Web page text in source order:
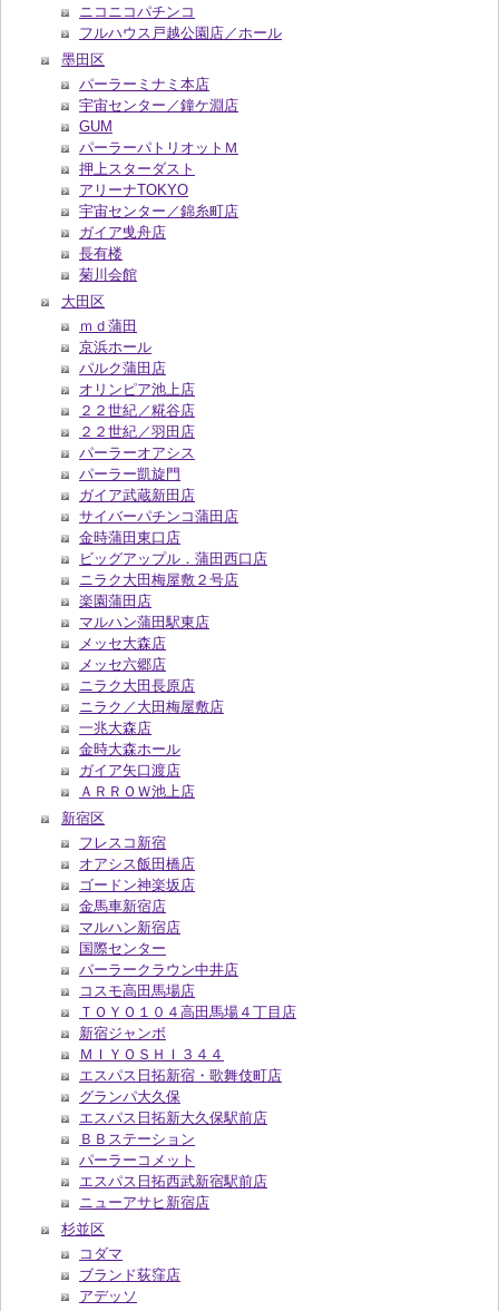
ニコニコパチンコ
フルハウス戸越公園店／ホール
墨田区
パーラーミナミ本店
宇宙センター／鐘ケ淵店
GUM
パーラーパトリオットＭ
押上スターダスト
アリーナTOKYO
宇宙センター／錦糸町店
ガイア曵舟店
長有楼
菊川会館
大田区
ｍｄ蒲田
京浜ホール
パルク蒲田店
オリンピア池上店
２２世紀／糀谷店
２２世紀／羽田店
パーラーオアシス
パーラー凱旋門
ガイア武蔵新田店
サイバーパチンコ蒲田店
金時蒲田東口店
ビッグアップル．蒲田西口店
ニラク大田梅屋敷２号店
楽園蒲田店
マルハン蒲田駅東店
メッセ大森店
メッセ六郷店
ニラク大田長原店
ニラク／大田梅屋敷店
一兆大森店
金時大森ホール
ガイア矢口渡店
ＡＲＲＯＷ池上店
新宿区
フレスコ新宿
オアシス飯田橋店
ゴードン神楽坂店
金馬車新宿店
マルハン新宿店
国際センター
パーラークラウン中井店
コスモ高田馬場店
ＴＯＹＯ１０４高田馬場４丁目店
新宿ジャンボ
ＭＩＹＯＳＨＩ３４４
エスパス日拓新宿・歌舞伎町店
グランパ大久保
エスパス日拓新大久保駅前店
ＢＢステーション
パーラーコメット
エスパス日拓西武新宿駅前店
ニューアサヒ新宿店
杉並区
コダマ
ブランド荻窪店
アデッソ